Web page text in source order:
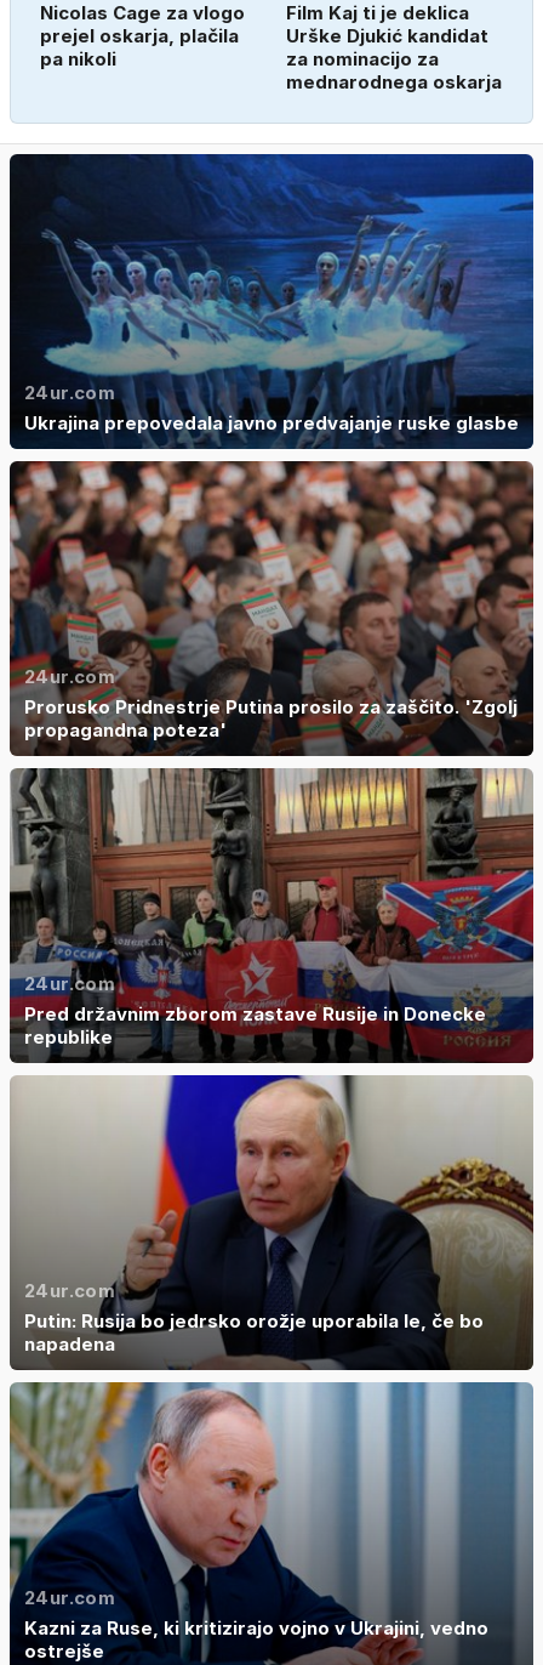
Nicolas Cage za vlogo
prejel oskarja, plačila
pa nikoli
Film Kaj ti je deklica
Urške Djukić kandidat
za nominacijo za
mednarodnega oskarja
24ur.com
Ukrajina prepovedala javno predvajanje ruske glasbe
24ur.com
Prorusko Pridnestrje Putina prosilo za zaščito. 'Zgolj
propagandna poteza'
24ur.com
Pred državnim zborom zastave Rusije in Donecke
republike
24ur.com
Putin: Rusija bo jedrsko orožje uporabila le, če bo
napadena
24ur.com
Kazni za Ruse, ki kritizirajo vojno v Ukrajini, vedno
ostrejše